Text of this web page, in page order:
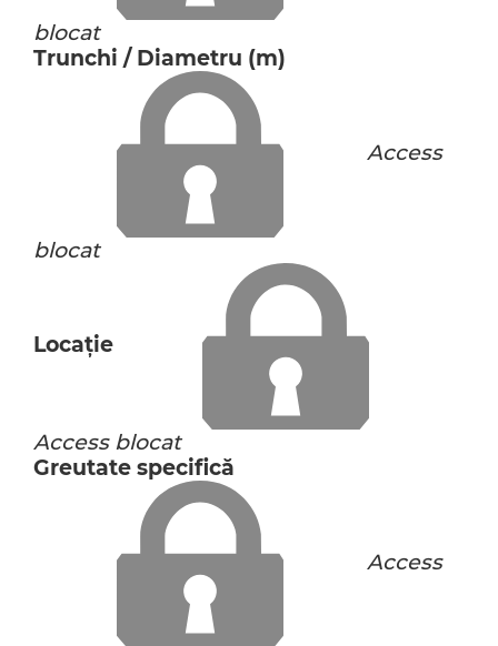
blocat
Trunchi / Diametru (m)
Access
blocat
Locaţie
Access blocat
Greutate specifică
Access